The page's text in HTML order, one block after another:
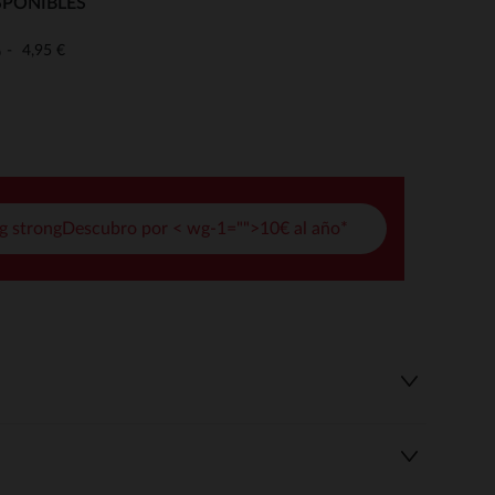
de privacidad, garantizando el cumplimiento de las
4,95 €
strongDescubro por < wg-1="">10€ al año*